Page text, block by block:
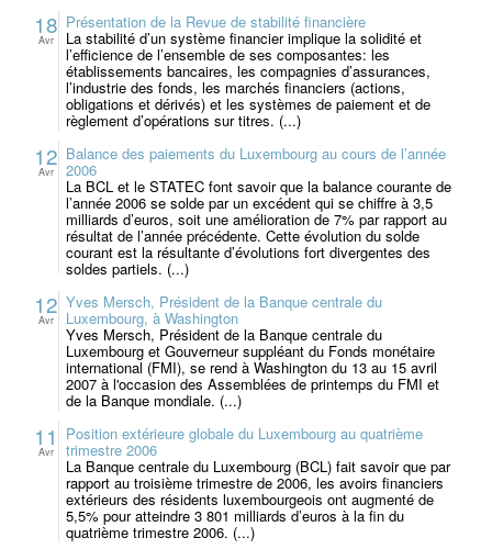
18
Avr
Présentation de la Revue de stabilité financière
La stabilité d’un système financier implique la solidité et
l’efficience de l’ensemble de ses composantes: les
établissements bancaires, les compagnies d’assurances,
l’industrie des fonds, les marchés financiers (actions,
obligations et dérivés) et les systèmes de paiement et de
règlement d’opérations sur titres. (...)
12
Avr
Balance des paiements du Luxembourg au cours de l’année
2006
La BCL et le STATEC font savoir que la balance courante de
l’année 2006 se solde par un excédent qui se chiffre à 3,5
milliards d’euros, soit une amélioration de 7% par rapport au
résultat de l’année précédente. Cette évolution du solde
courant est la résultante d’évolutions fort divergentes des
soldes partiels. (...)
12
Avr
Yves Mersch, Président de la Banque centrale du
Luxembourg, à Washington
Yves Mersch, Président de la Banque centrale du
Luxembourg et Gouverneur suppléant du Fonds monétaire
international (FMI), se rend à Washington du 13 au 15 avril
2007 à l'occasion des Assemblées de printemps du FMI et
de la Banque mondiale. (...)
11
Avr
Position extérieure globale du Luxembourg au quatrième
trimestre 2006
La Banque centrale du Luxembourg (BCL) fait savoir que par
rapport au troisième trimestre de 2006, les avoirs financiers
extérieurs des résidents luxembourgeois ont augmenté de
5,5% pour atteindre 3 801 milliards d’euros à la fin du
quatrième trimestre 2006. (...)